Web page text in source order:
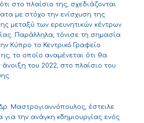
στο πλαίσιο της, σχεδιάζονται
με στόχο την ενίσχυση της
μεταξύ των ερευνητικών κέντρων
Παράλληλα, τόνισε τη σημασία
Κύπρο το Κεντρικό Γραφείο
το οποίο αναμένεται ότι θα
άνοιξη του 2022, στο πλαίσιο του
Μαστρογιαννόπουλος, έστειλε
την ανάγκη «δημιουργίας ενός